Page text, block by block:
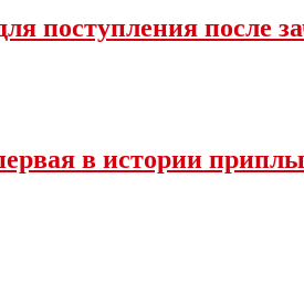
поступления после
в истории